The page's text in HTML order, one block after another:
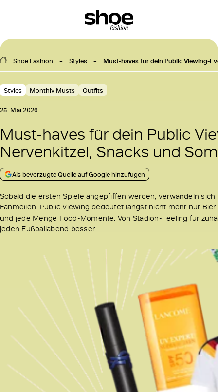
Shoe Fashion Styles Must-haves für dein Public Viewing-
Styles Monthly Musts Outfits
25. Mai 2026
Must-haves für dein Public
Nervenkitzel, Snacks und
Als bevorzugte Quelle auf Google hinzufügen
Sobald die ersten Spiele angepfiffen werden, verwandeln
Fanmeilen. Public Viewing bedeutet längst nicht mehr nur
und jede Menge Food-Momente. Von Stadion-Feeling für
jeden Fußballabend besser.